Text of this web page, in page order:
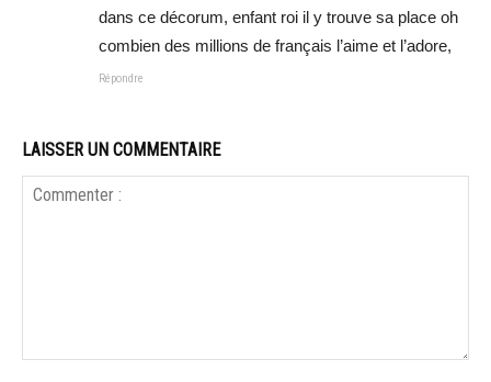
dans ce décorum, enfant roi il y trouve sa place oh
combien des millions de français l’aime et l’adore,
Répondre
LAISSER UN COMMENTAIRE